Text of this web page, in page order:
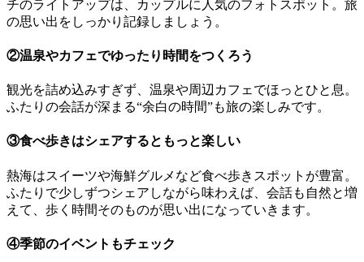
チのライトアップは、カップルに人気のフォトスポット。旅
の思い出をしっかり記録しましょう。
②温泉やカフェでゆったり時間をつくろう
観光を詰め込みすぎず、温泉や周辺カフェでほっとひと息。
ふたりの会話が深まる“余白の時間”も旅の楽しみです。
③食べ歩きはシェアするともっと楽しい
熱海はスイーツや海鮮グルメなど食べ歩きスポットが豊富。
ふたりで少しずつシェアしながら味わえば、会話も自然と増
えて、歩く時間そのものが思い出になっていきます。
④季節のイベントもチェック